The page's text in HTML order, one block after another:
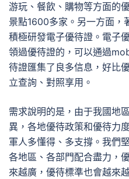
游玩、餐飲、購物等方面的
景點1600多家。另一方面，
積極研發電子優待證。電子
領過優待證的，可以通過
待證匯集了良多信息，好比
立查詢、對照享用。
需求說明的是，由于我國地
異，各地優待政策和優待力
軍人多懂得、多支撐。我們
各地區、各部門配合盡力，
來越廣，優待標準也會越來